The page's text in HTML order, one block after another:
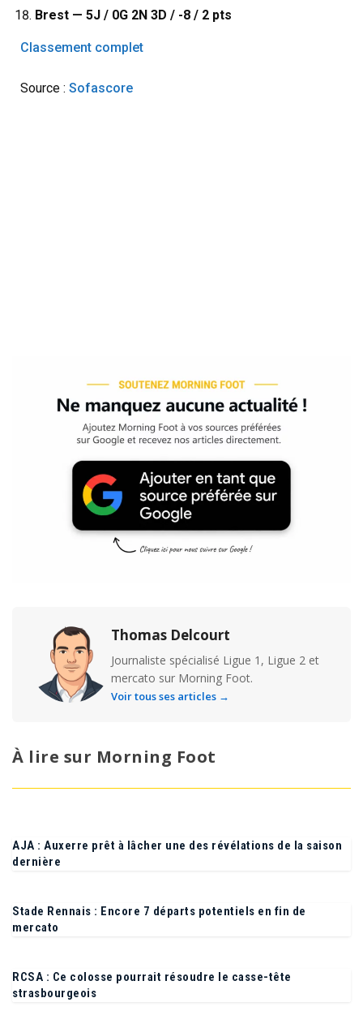
Brest — 5J / 0G 2N 3D / -8 / 2 pts
Classement complet
Source : Sofascore
Thomas Delcourt
Journaliste spécialisé Ligue 1, Ligue 2 et
mercato sur Morning Foot.
Voir tous ses articles →
À lire sur Morning Foot
AJA : Auxerre prêt à lâcher une des révélations de la saison
Stade Rennais : Encore 7 départs potentiels en fin de
RCSA : Ce colosse pourrait résoudre le casse-tête
strasbourgeois